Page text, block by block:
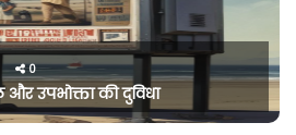
0
और उपभोक्ता की दुविधा